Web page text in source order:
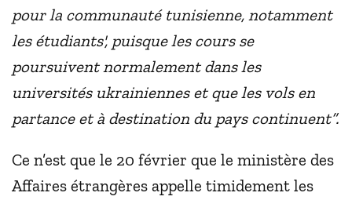
pour la communauté tunisienne, notamment
les étudiants', puisque les cours se
poursuivent normalement dans les
universités ukrainiennes et que les vols en
partance et à destination du pays continuent”.
Ce n’est que le 20 février que le ministère des
Affaires étrangères appelle timidement les